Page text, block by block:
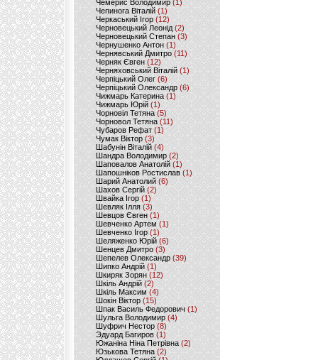
Чемерис Володимир (1)
Чепинога Віталій (1)
Черкаський Ігор (12)
Черновецький Леонід(2)
Черновецький Степан (3)
Чернушенко Антон (1)
Чернявський Дмитро(11)
Черняк Євген(12)
Черняховський Віталій (1)
Черпіцький Олег (6)
Черпіцький Олександр (6)
Чижмарь Катерина (1)
Чижмарь Юрій (1)
Чорновіл Тетяна (5)
Чорновол Тетяна (11)
Чубаров Рефат (1)
Чумак Віктор(3)
Шабунін Віталій (4)
Шандра Володимир (2)
Шаповалов Анатолій(1)
Шапошніков Ростислав(1)
Шарий Анатолий(6)
Шахов Сергій(2)
Швайка Ігор (1)
Шевляк Ілля (3)
Шевцов Євген (1)
Шевченко Артем(1)
Шевченко Ігор(1)
Шеляженко Юрій (6)
Шенцев Дмитро (3)
Шепелев Олександр (39)
Шипко Андрій(1)
Шкиряк Зорян(12)
Шкіль Андрій(2)
Шкіль Максим (4)
Шокін Віктор (15)
Шпак Василь Федорович (1)
Шульга Володимир (4)
Шуфрич Нестор(8)
Эдуард Багиров (1)
Южаніна Ніна Петрівна (2)
Юзькова Тетяна(2)